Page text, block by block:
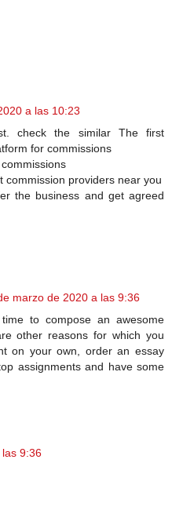
a las 10:23
check the similar The first
for commissions
commission providers near you
the business and get agreed
marzo de 2020 a las 9:36
to compose an awesome
other reasons for which you
on your own, order an essay
assignments and have some
9:36